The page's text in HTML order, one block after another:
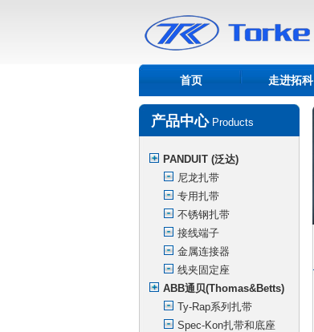
首页 走进拓科
产品中心Products
PANDUIT (泛达)
尼龙扎带
专用扎带
不锈钢扎带
接线端子
金属连接器
线夹固定座
ABB通贝(Thomas&Betts)
Ty-Rap系列扎带
Spec-Kon扎带和底座